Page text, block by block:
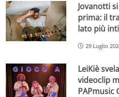
Jovanotti
prima: il
lato più
29 Luglio
LeiKiè
videoclip
PAPmusic